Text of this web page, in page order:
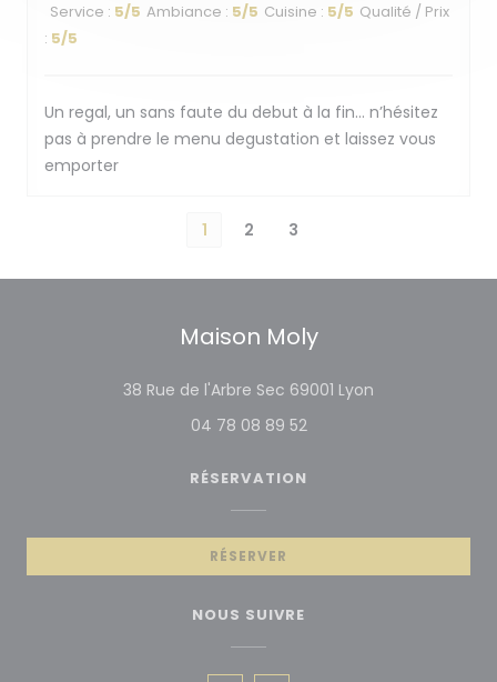
Service : 5/5 Ambiance : 5/5 Cuisine : 5/5 Qualité / Prix
: 5/5
Un regal, un sans faute du debut à la fin… n’hésitez
pas à prendre le menu degustation et laissez vous
emporter
1 2 3
Maison Moly
38 Rue de l'Arbre Sec 69001 Lyon
04 78 08 89 52
RÉSERVATION
RÉSERVER
NOUS SUIVRE